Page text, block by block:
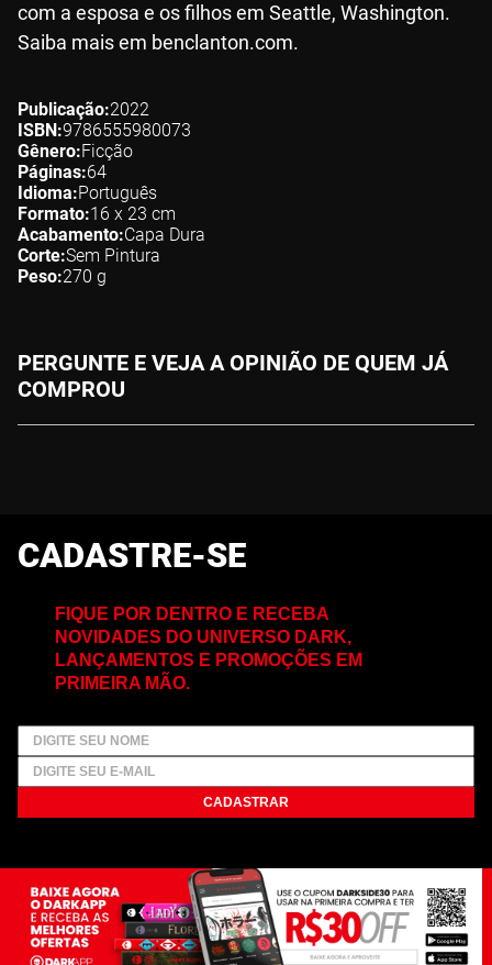
com a esposa e os filhos em Seattle, Washington.
Saiba mais em benclanton.com.
Publicação 2022
ISBN 9786555980073
Gênero Ficção
Páginas 64
Idioma Português
Formato 16 x 23 cm
Acabamento Capa Dura
Corte Sem Pintura
Peso 270 g
PERGUNTE E VEJA A OPINIÃO DE QUEM JÁ
COMPROU
CADASTRE-SE
FIQUE POR DENTRO E RECEBA
NOVIDADES DO UNIVERSO DARK,
LANÇAMENTOS E PROMOÇÕES EM
PRIMEIRA MÃO.
CADASTRAR